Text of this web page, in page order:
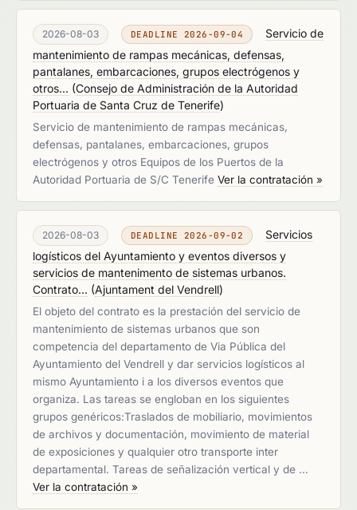
2026-08-03 DEADLINE 2026-09-04
Servicio de
mantenimiento de rampas mecánicas, defensas,
pantalanes, embarcaciones, grupos electrógenos y
otros... (Consejo de Administración de la Autoridad
Portuaria de Santa Cruz de Tenerife)
Servicio de mantenimiento de rampas mecánicas,
defensas, pantalanes, embarcaciones, grupos
electrógenos y otros Equipos de los Puertos de la
Autoridad Portuaria de S/C Tenerife Ver la contratación »
2026-08-03 DEADLINE 2026-09-02
Servicios
logísticos del Ayuntamiento y eventos diversos y
servicios de mantenimento de sistemas urbanos.
Contrato... (Ajuntament del Vendrell)
El objeto del contrato es la prestación del servicio de
mantenimiento de sistemas urbanos que son
competencia del departamento de Via Pública del
Ayuntamiento del Vendrell y dar servicios logísticos al
mismo Ayuntamiento i a los diversos eventos que
organiza. Las tareas se engloban en los siguientes
grupos genéricos:Traslados de mobiliario, movimientos
de archivos y documentación, movimiento de material
de exposiciones y qualquier otro transporte inter
departamental. Tareas de señalización vertical y de …
Ver la contratación »